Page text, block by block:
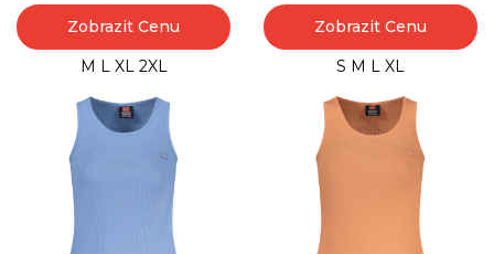
Zobrazit Cenu
M L XL 2XL
Zobrazit Cenu
S M L XL